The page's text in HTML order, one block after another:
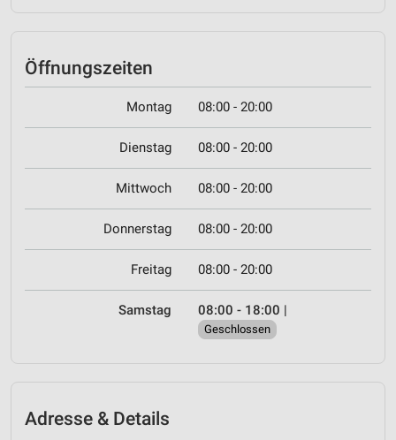
Öffnungszeiten
Montag 08:00 - 20:00
Dienstag 08:00 - 20:00
Mittwoch 08:00 - 20:00
Donnerstag 08:00 - 20:00
Freitag 08:00 - 20:00
Samstag 08:00 - 18:00 |
Geschlossen
Adresse & Details